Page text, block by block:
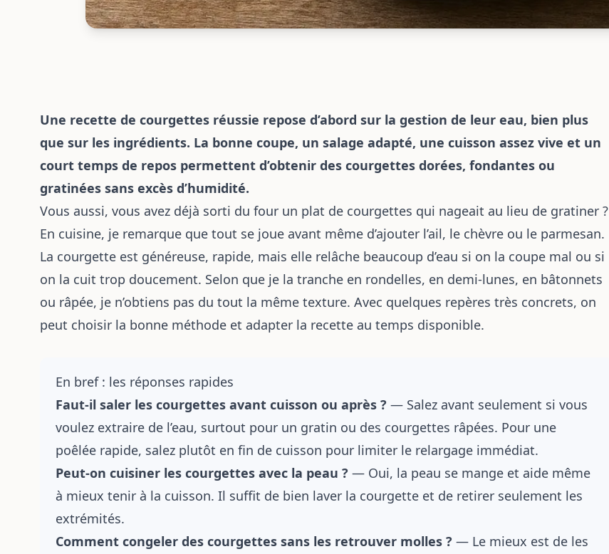
Une recette de courgettes réussie repose d’abord sur la gestion de leur eau, bien plus
que sur les ingrédients. La bonne coupe, un salage adapté, une cuisson assez vive et un
court temps de repos permettent d’obtenir des courgettes dorées, fondantes ou
gratinées sans excès d’humidité.
Vous aussi, vous avez déjà sorti du four un plat de courgettes qui nageait au lieu de gratiner ?
En cuisine, je remarque que tout se joue avant même d’ajouter l’ail, le chèvre ou le parmesan.
La courgette est généreuse, rapide, mais elle relâche beaucoup d’eau si on la coupe mal ou si
on la cuit trop doucement. Selon que je la tranche en rondelles, en demi-lunes, en bâtonnets
ou râpée, je n’obtiens pas du tout la même texture. Avec quelques repères très concrets, on
peut choisir la bonne méthode et adapter la recette au temps disponible.
En bref : les réponses rapides
Faut-il saler les courgettes avant cuisson ou après ? — Salez avant seulement si vous
voulez extraire de l’eau, surtout pour un gratin ou des courgettes râpées. Pour une
poêlée rapide, salez plutôt en fin de cuisson pour limiter le relargage immédiat.
Peut-on cuisiner les courgettes avec la peau ? — Oui, la peau se mange et aide même
à mieux tenir à la cuisson. Il suffit de bien laver la courgette et de retirer seulement les
extrémités.
Comment congeler des courgettes sans les retrouver molles ? — Le mieux est de les